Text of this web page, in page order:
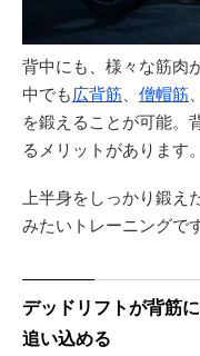
背中にも、様々な筋肉
中でも広背筋 僧帽筋
を鍛えることが可能。
るメリットがあります。
上半身をしっかり鍛え
みたいトレーニングです
デッドリフトが背筋
追い込める